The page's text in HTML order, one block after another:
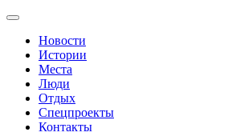
Новости
Истории
Места
Люди
Отдых
Спецпроекты
Контакты